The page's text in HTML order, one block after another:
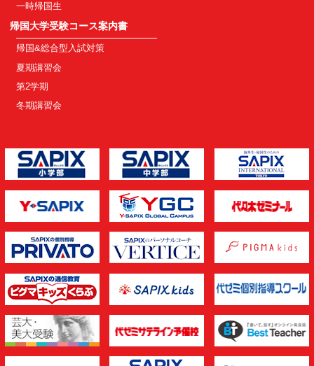
一時帰国生
帰国大学受験コース案内書
帰国&総合型入試対策
夏期講習会
第2学期
冬期講習会